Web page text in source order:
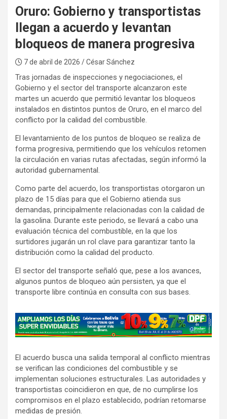
Oruro: Gobierno y transportistas
llegan a acuerdo y levantan
bloqueos de manera progresiva
7 de abril de 2026 / César Sánchez
Tras jornadas de inspecciones y negociaciones, el
Gobierno y el sector del transporte alcanzaron este
martes un acuerdo que permitió levantar los bloqueos
instalados en distintos puntos de Oruro, en el marco del
conflicto por la calidad del combustible.
El levantamiento de los puntos de bloqueo se realiza de
forma progresiva, permitiendo que los vehículos retomen
la circulación en varias rutas afectadas, según informó la
autoridad gubernamental.
Como parte del acuerdo, los transportistas otorgaron un
plazo de 15 días para que el Gobierno atienda sus
demandas, principalmente relacionadas con la calidad de
la gasolina. Durante este periodo, se llevará a cabo una
evaluación técnica del combustible, en la que los
surtidores jugarán un rol clave para garantizar tanto la
distribución como la calidad del producto.
El sector del transporte señaló que, pese a los avances,
algunos puntos de bloqueo aún persisten, ya que el
transporte libre continúa en consulta con sus bases.
A
d
e
r
t
i
s
El acuerdo busca una salida temporal al conflicto mientras
se verifican las condiciones del combustible y se
implementan soluciones estructurales. Las autoridades y
transportistas coincidieron en que, de no cumplirse los
compromisos en el plazo establecido, podrían retomarse
medidas de presión.